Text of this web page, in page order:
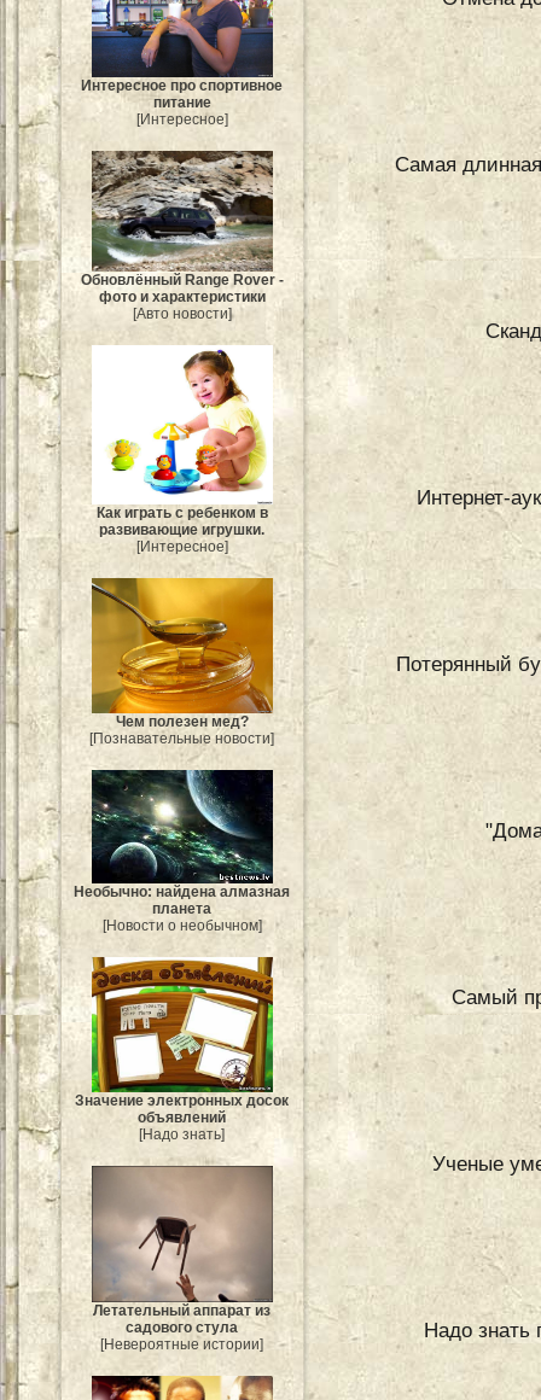
Интересное про спортивное
питание
[Интересное]
Обновлённый Range Rover -
фото и характеристики
[Авто новости]
Как играть с ребенком в
развивающие игрушки.
[Интересное]
Чем полезен мед?
[Познавательные новости]
Необычно: найдена алмазная
планета
[Новости о необычном]
Значение электронных досок
объявлений
[Надо знать]
Летательный аппарат из
садового стула
[Невероятные истории]
Самая
Интернет-
Потерянный
Самый
Ученые
Надо знать